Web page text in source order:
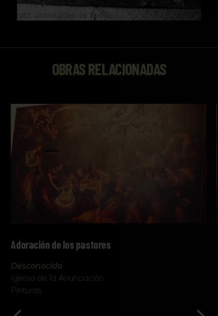
OBRAS RELACIONADAS
Adoración de los pastores
Desconocido
Iglesia de la Anunciación
Pinturas